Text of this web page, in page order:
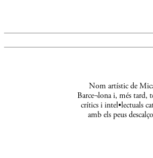
Nom artístic de
Barce¬lona i, més tard,
crítics i intel•lectuals
amb els peus